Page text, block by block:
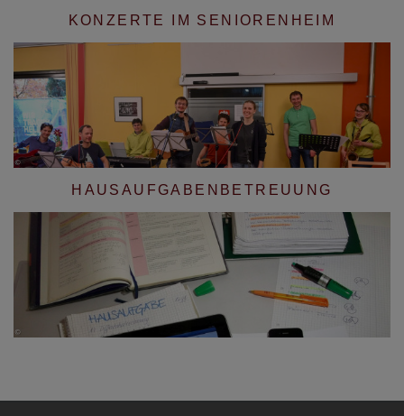
KONZERTE IM SENIORENHEIM
HAUSAUFGABENBETREUUNG